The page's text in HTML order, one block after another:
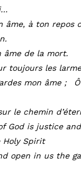
âme, à ton repos
âme de la mort.
toujours les
mon âme ;
le chemin
God is justice
Holy Spirit
open in us the